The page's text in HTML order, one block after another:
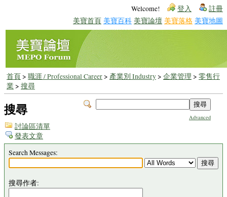
Welcome! 登入 註冊
美寶首頁 美寶百科 美寶論壇 美寶落格 美寶地圖
首頁> 職涯 / Professional Career> 產業別 Industry> 企業管理 > 零售行
業> 搜尋
Advanced
搜尋
討論區清單
發表文章
Search Messages:
搜尋作者: